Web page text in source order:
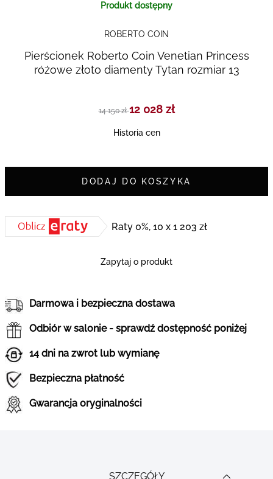
Produkt dostępny
ROBERTO COIN
Pierścionek Roberto Coin Venetian Princess
różowe złoto diamenty Tytan rozmiar 13
gallery
14 150 zł 12 028 zł
Historia cen
DODAJ DO KOSZYKA
Raty 0%, 10 x 1 203 zł
Zapytaj o produkt
Darmowa i bezpieczna dostawa
Odbiór w salonie - sprawdź dostępność poniżej
14 dni na zwrot lub wymianę
Bezpieczna płatność
Gwarancja oryginalności
SZCZEGÓŁY